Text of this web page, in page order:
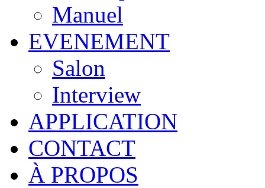
Manuel
EVENEMENT
Salon
Interview
APPLICATION
CONTACT
À PROPOS